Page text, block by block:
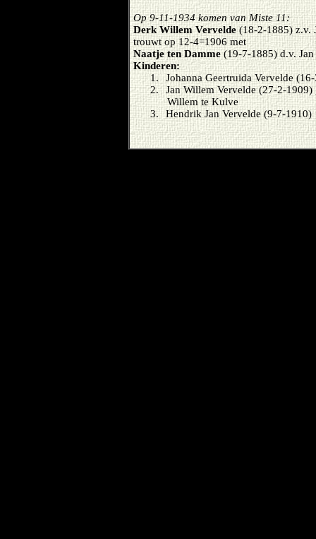
Op 9-11-1934 komen van Miste 11:
Derk Willem Vervelde(18-2-1885) z.v.
trouwt op 12-4=1906 met
Naatje ten Damme(19-7-1885) d.v. Jan
Kinderen:
1.
Johanna Geertruida Vervelde
2.
Jan Willem Vervelde (27-2-
Willem te Kulve
3.
Hendrik Jan Vervelde (9-7-1910)